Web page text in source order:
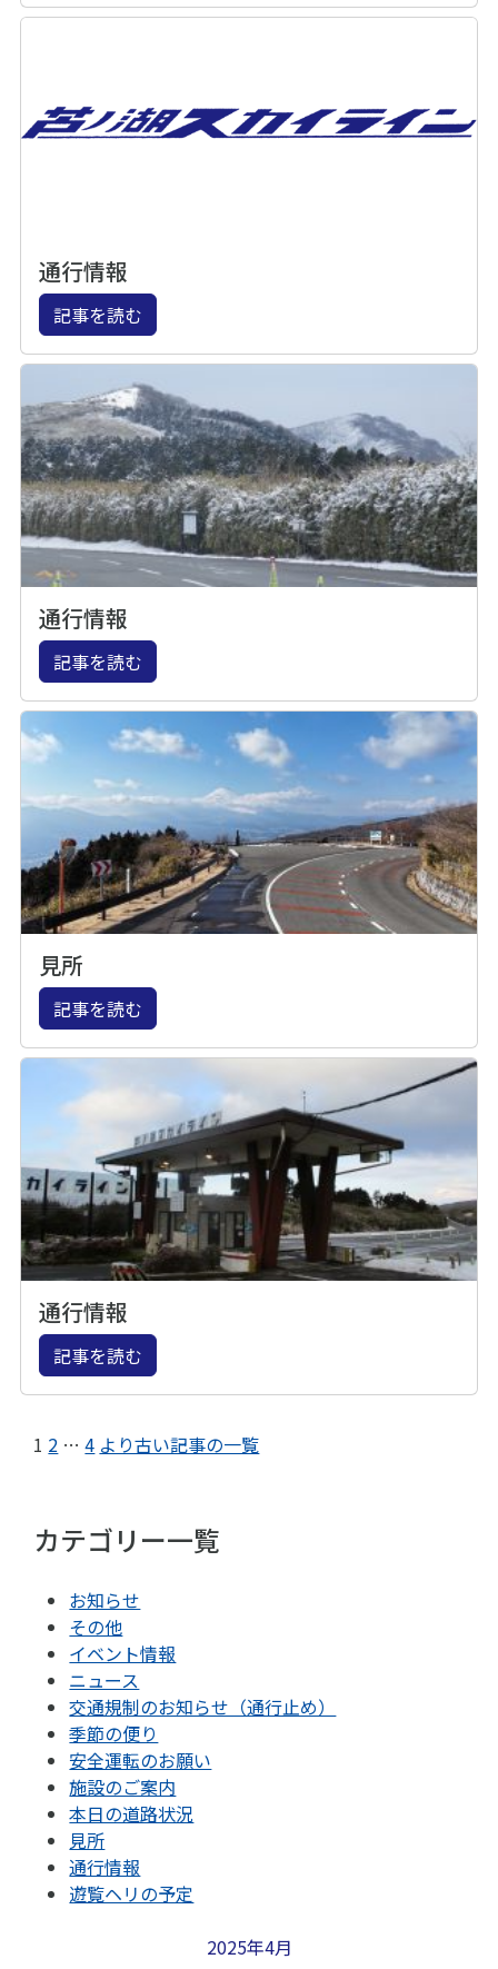
通行情報
記事を読む
通行情報
記事を読む
見所
記事を読む
通行情報
記事を読む
1 2 … 4 より古い記事の一覧
カテゴリー一覧
お知らせ
その他
イベント情報
ニュース
交通規制のお知らせ（通行止め）
季節の便り
安全運転のお願い
施設のご案内
本日の道路状況
見所
通行情報
遊覧ヘリの予定
2025年4月